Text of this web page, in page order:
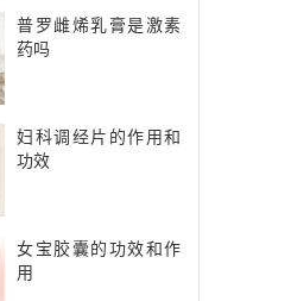
普罗雌烯乳膏是激素
药吗
妇科调经片的作用和
功效
女宝胶囊的功效和作
用